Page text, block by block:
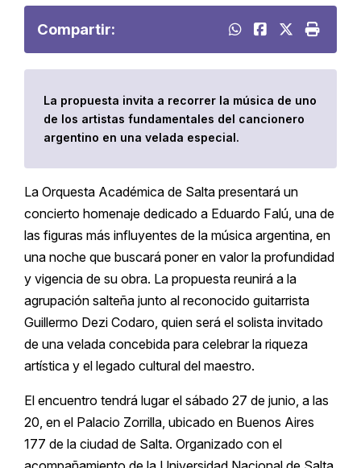
Compartir:
La propuesta invita a recorrer la música de uno
de los artistas fundamentales del cancionero
argentino en una velada especial.
La Orquesta Académica de Salta presentará un
concierto homenaje dedicado a Eduardo Falú, una de
las figuras más influyentes de la música argentina, en
una noche que buscará poner en valor la profundidad
y vigencia de su obra. La propuesta reunirá a la
agrupación salteña junto al reconocido guitarrista
Guillermo Dezi Codaro, quien será el solista invitado
de una velada concebida para celebrar la riqueza
artística y el legado cultural del maestro.
El encuentro tendrá lugar el sábado 27 de junio, a las
20, en el Palacio Zorrilla, ubicado en Buenos Aires
177 de la ciudad de Salta. Organizado con el